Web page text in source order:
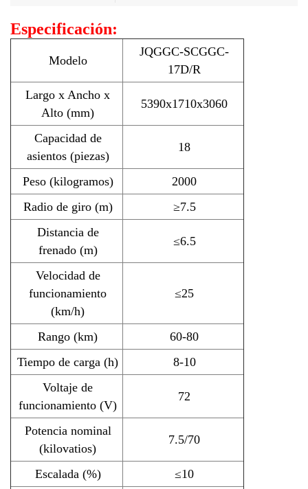
Especificación:
Modelo
JQGGC-SCGGC-
17D/R
Largo x Ancho x
Alto (mm)
5390x1710x3060
Capacidad de
asientos (piezas)
18
Peso (kilogramos)
2000
Radio de giro (m)
≥7.5
Distancia de
frenado (m)
≤6.5
Velocidad de
funcionamiento
(km/h)
≤25
Rango (km)
60-80
Tiempo de carga (h)
8-10
Voltaje de
funcionamiento (V)
72
Potencia nominal
(kilovatios)
7.5/70
Escalada (%) ≤10